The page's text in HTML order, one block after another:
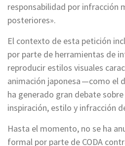
responsabilidad por infracción
posteriores».
El contexto de esta petición
por parte de herramientas de
reproducir estilos visuales
animación japonesa —como el
ha generado gran debate
inspiración, estilo y infracción
Hasta el momento, no se ha
formal por parte de CODA